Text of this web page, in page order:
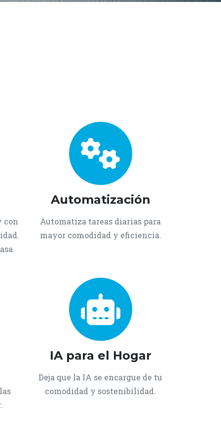
con
Automatización
Automatiza tareas diarias para
mayor comodidad y eficiencia.
IA para el Hogar
Deja que la IA se encargue de tu
comodidad y sostenibilidad.